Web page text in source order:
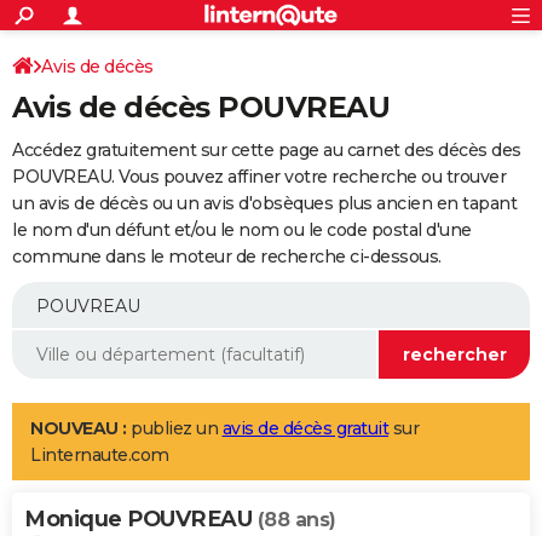
ACTUALITÉS
Politique
Société
Faits Divers
Education
Monde
Villes
+
SPORT
Coupe du monde 2026
Football
Tennis
Cyclisme
Rugby
Forum
Programme TV
TNT
Streaming
Cinéma
Sorties cinéma
Musique
+
FINANCE
Impôts
Immobilier
Risques naturels par ville
Banque
Assurance
Crédit
AUTO
Essais
Réserver un essai
Citadines
Berlines
SUV
Forum auto
+
Mobiles
Meilleur smartphone
Internet
Ordinateurs
Jeux vidéo
Guide high-tech
Aménagement intérieur
LIFESTYLE
Art de vivre
Bien-être
Loisirs
Mode
Modes de vie
Alimentation
Guide de la santé
Maladies
Médicaments
Sommeil
VOYAGE
Avis de décès
Avis de décès POUVREAU
Accédez gratuitement sur cette page au carnet des décès des
POUVREAU. Vous pouvez affiner votre recherche ou trouver
un avis de décès ou un avis d'obsèques plus ancien en tapant
le nom d'un défunt et/ou le nom ou le code postal d'une
commune dans le moteur de recherche ci-dessous.
NOUVEAU : publiez un avis de décès gratuitsur
Linternaute.com
Monique POUVREAU (88 ans)